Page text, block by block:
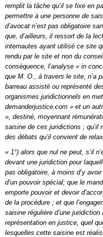
remplit la tâche qu’il se fixe en
permettre à une personne de
d’avocat n’est pas obligatoire
que, d’ailleurs, il ressort de la
internautes ayant utilisé ce site
rendu par le site et non du
conséquence, l’analyse « in
que M. O., à travers le site, n’a
barreau assisté ou représenté
organismes juridictionnels en
demanderjustice.com » et un
», destiné, moyennant
saisine de ces juridictions ; qu’il
des débats qu’il convient de
« 1°) alors que nul ne peut, s’il
devant une juridiction pour
pas obligatoire, à moins d’y
d’un pouvoir spécial; que le
emporte pouvoir et devoir
de la procédure ; et que
saisine régulière d’une
représentation en justice, quel
lesquelles cette saisine est